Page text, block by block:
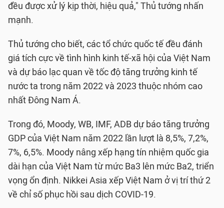
đều được xử lý kịp thời, hiệu quả," Thủ tướng nhấn
mạnh.
Thủ tướng cho biết, các tổ chức quốc tế đều đánh
giá tích cực về tình hình kinh tế-xã hội của Việt Nam
và dự báo lạc quan về tốc độ tăng trưởng kinh tế
nước ta trong năm 2022 và 2023 thuộc nhóm cao
nhất Đông Nam Á.
Trong đó, Moody, WB, IMF, ADB dự báo tăng trưởng
GDP của Việt Nam năm 2022 lần lượt là 8,5%, 7,2%,
7%, 6,5%. Moody nâng xếp hạng tín nhiệm quốc gia
dài hạn của Việt Nam từ mức Ba3 lên mức Ba2, triển
vọng ổn định. Nikkei Asia xếp Việt Nam ở vị trí thứ 2
về chỉ số phục hồi sau dịch COVID-19.